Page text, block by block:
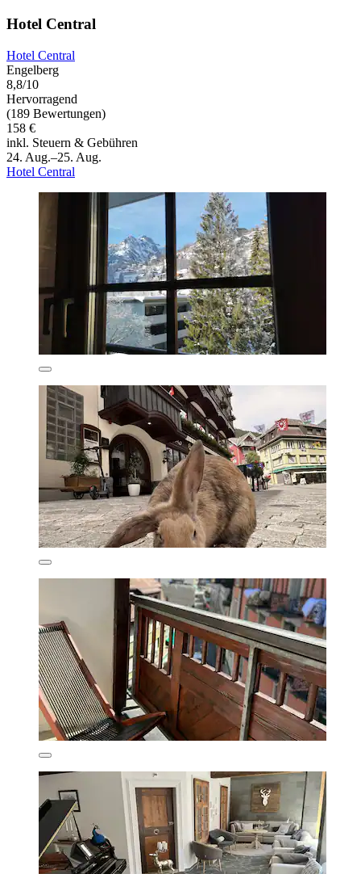
Hotel Central
Hotel Central
Engelberg
8,8/10
Hervorragend
(189 Bewertungen)
158 €
inkl. Steuern & Gebühren
24. Aug.–25. Aug.
Hotel Central